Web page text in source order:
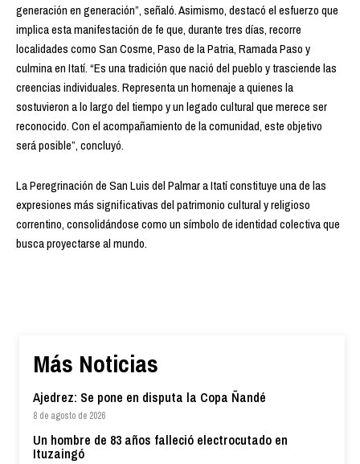
generación en generación”, señaló. Asimismo, destacó el esfuerzo que
implica esta manifestación de fe que, durante tres días, recorre
localidades como San Cosme, Paso de la Patria, Ramada Paso y
culmina en Itatí. “Es una tradición que nació del pueblo y trasciende las
creencias individuales. Representa un homenaje a quienes la
sostuvieron a lo largo del tiempo y un legado cultural que merece ser
reconocido. Con el acompañamiento de la comunidad, este objetivo
será posible”, concluyó.
La Peregrinación de San Luis del Palmar a Itatí constituye una de las
expresiones más significativas del patrimonio cultural y religioso
correntino, consolidándose como un símbolo de identidad colectiva que
busca proyectarse al mundo.
Más Noticias
Ajedrez: Se pone en disputa la Copa Ñandé
8 de agosto de 2026
Un hombre de 83 años falleció electrocutado en
Ituzaingó